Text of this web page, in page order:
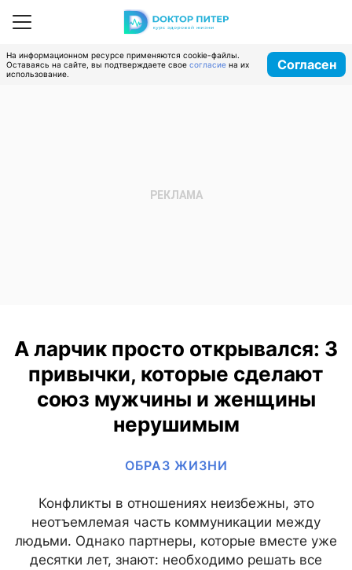
На информационном ресурсе применяются cookie-файлы.
Оставаясь на сайте, вы подтверждаете свое согласие на их
использование.
Согласен
А ларчик просто открывался: 3
привычки, которые сделают
союз мужчины и женщины
нерушимым
ОБРАЗ ЖИЗНИ
Конфликты в отношениях неизбежны, это
неотъемлемая часть коммуникации между
людьми. Однако партнеры, которые вместе уже
десятки лет, знают: необходимо решать все